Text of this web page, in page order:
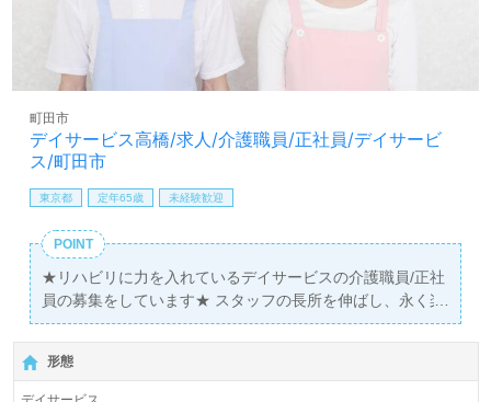
デイサービス高橋/求人/介護職員/正社員/デイサービ
ス/町田市
町田市
東京都 定年65歳 未経験歓迎
POINT
★リハビリに力を入れているデイサービスの介護職員/正社
員の募集をしています★ スタッフの長所を伸ばし、永く楽
しく勤務ができる環境を作ることを重視しています！
形態